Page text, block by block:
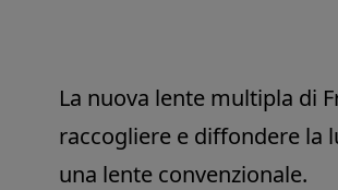
La nuova lente multipla di
raccogliere e diffondere la
una lente convenzionale.